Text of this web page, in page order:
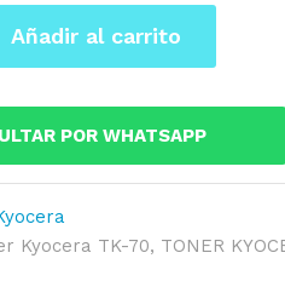
Añadir al carrito
POR WHATSAPP
Kyocera TK-70, TONER